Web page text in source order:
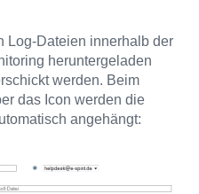
Log-Dateien innerhalb der
heruntergeladen
werden. Beim
das Icon werden die
angehängt: